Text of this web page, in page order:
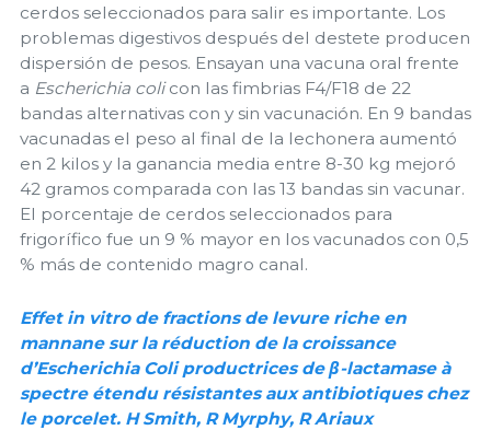
cerdos seleccionados para salir es importante. Los
problemas digestivos después del destete producen
dispersión de pesos. Ensayan una vacuna oral frente
a Escherichia colicon las fimbrias F4/F18 de 22
bandas alternativas con y sin vacunación. En 9 bandas
vacunadas el peso al final de la lechonera aumentó
en 2 kilos y la ganancia media entre 8-30 kg mejoró
42 gramos comparada con las 13 bandas sin vacunar.
El porcentaje de cerdos seleccionados para
frigorífico fue un 9 % mayor en los vacunados con 0,5
% más de contenido magro canal.
Effet in vitro de fractions de levure riche en
mannane sur la réduction de la croissance
d’Escherichia Coli productrices de β-lactamase à
spectre étendu résistantes aux antibiotiques chez
le porcelet. H Smith, R Myrphy, R Ariaux